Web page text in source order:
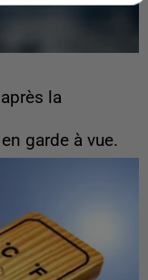
la
garde à vue.